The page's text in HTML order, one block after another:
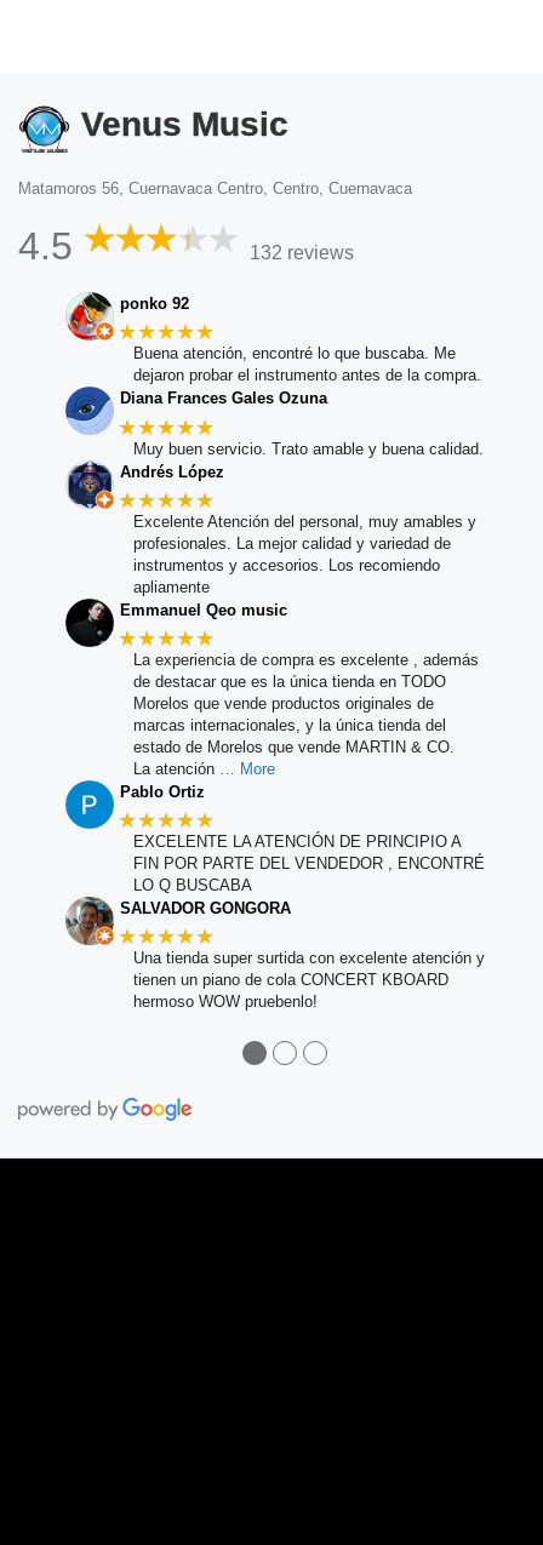
Venus Music
Matamoros 56, Cuernavaca Centro, Centro, Cuernavaca
4.5 132 reviews
ponko 92
★★★★★
Buena atención, encontré lo que buscaba. Me
dejaron probar el instrumento antes de la compra.
Diana Frances Gales Ozuna
★★★★★
Muy buen servicio. Trato amable y buena calidad.
Andrés López
★★★★★
Excelente Atención del personal, muy amables y
profesionales. La mejor calidad y variedad de
instrumentos y accesorios. Los recomiendo
apliamente
Emmanuel Qeo music
★★★★★
La experiencia de compra es excelente , además
de destacar que es la única tienda en TODO
Morelos que vende productos originales de
marcas internacionales, y la única tienda del
estado de Morelos que vende MARTIN & CO.
La atención
… More
Pablo Ortiz
★★★★★
EXCELENTE LA ATENCIÓN DE PRINCIPIO A
FIN POR PARTE DEL VENDEDOR , ENCONTRÉ
LO Q BUSCABA
SALVADOR GONGORA
★★★★★
Una tienda super surtida con excelente atención y
tienen un piano de cola CONCERT KBOARD
hermoso WOW pruebenlo!
●●●